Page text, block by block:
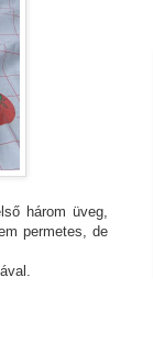
három üveg,
permetes, de